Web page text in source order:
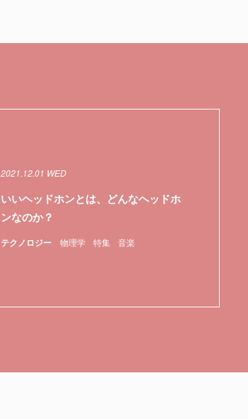
テクノロジー 物理学 特集 音楽
2021.12.01 WED
いいヘッドホンとは、どんなヘッドホ
ンなのか？